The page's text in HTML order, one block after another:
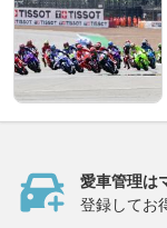
愛車管理は
登録してお